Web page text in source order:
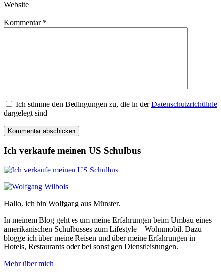
Website
Kommentar *
Ich stimme den Bedingungen zu, die in derDatenschutzrichtlinie
dargelegt sind
Ich verkaufe meinen US Schulbus
Hallo, ich bin Wolfgang aus Münster.
In meinem Blog geht es um meine Erfahrungen beim Umbau eines
amerikanischen Schulbusses zum Lifestyle – Wohnmobil. Dazu
blogge ich über meine Reisen und über meine Erfahrungen in
Hotels, Restaurants oder bei sonstigen Dienstleistungen.
Mehr über mich